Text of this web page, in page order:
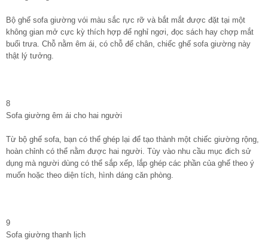
Bộ ghế sofa giường vói màu sắc rực rỡ và bắt mắt được đặt tại một
không gian mở cực kỳ thích hợp để nghỉ ngơi, đọc sách hay chợp mắt
buổi trưa. Chỗ nằm êm ái, có chỗ để chân, chiếc ghế sofa giường này
thật lý tưởng.
8
Sofa giường êm ái cho hai người
Từ bộ ghế sofa, bạn có thể ghép lại để tạo thành một chiếc giường rộng,
hoàn chỉnh có thể nằm được hai người. Tùy vào nhu cầu mục đich sử
dụng mà người dùng có thể sắp xếp, lắp ghép các phần của ghế theo ý
muốn hoặc theo diện tích, hình dáng căn phòng.
9
Sofa giường thanh lịch